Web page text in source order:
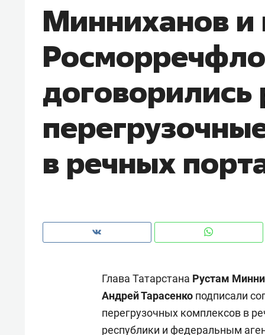
Минниханов и
договорились
в речных
Глава Татарстана Рустам
Андрей Тарасенко подписали
перегрузочных комплексов в
республики и федеральным
правил, бизнес может
потерять минимум
Как бизнесу выйти на зарубежные
чем интересен Оман?
Рекомендуем
Как ГК «МИР ГРУПП» и ВТБ
создают оазис жилого
комфорта под Казанью
150
ID